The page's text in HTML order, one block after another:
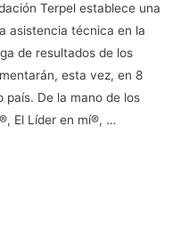
Terpel establece una
asistencia técnica en la
de resultados de los
esta vez, en 8
De la mano de los
El Líder en mí®, …